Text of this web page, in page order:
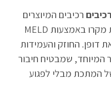
רכיבים המיוצרים
בטכנולוגיית הדפסת מתכת מקרו באמצעות MELD
דופן. החוזק והעמידות
המיוחד, שמבטיח חיבור
המתכת מבלי לפגוע